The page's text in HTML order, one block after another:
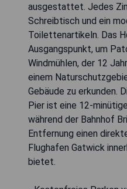
ausgestattet. Jedes
Schreibtisch und ein
Toilettenartikeln. Das
Ausgangspunkt, um
Windmühlen, der 12
einem
Gebäude zu erkunden.
Pier ist eine 12-
während der Bahnhof
Entfernung einen
Flughafen Gatwick
bietet.